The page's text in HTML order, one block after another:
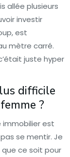
allée plusieurs
investir
est
mètre carré.
juste hyper
difficile
?
immobilier est
se mentir. Je
que ce soit pour